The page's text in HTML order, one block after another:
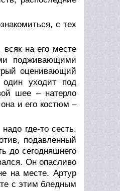
с тех
на его месте
подживающими
оценивающий
уходит под
шее – натерло
и его костюм –
где-то сесть.
подавленный
до сегодняшнего
Он опасливо
на месте. Артур
с этим бледным